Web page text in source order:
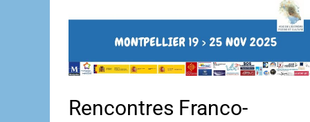
Rencontres Franco-